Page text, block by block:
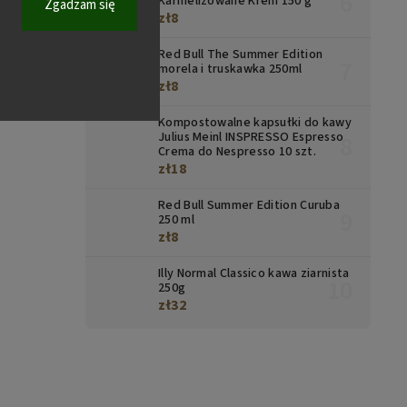
Zgadzam się
zł8
Red Bull The Summer Edition
morela i truskawka 250ml
zł8
Kompostowalne kapsułki do kawy
Julius Meinl INSPRESSO Espresso
Crema do Nespresso 10 szt.
zł18
Red Bull Summer Edition Curuba
250 ml
zł8
Illy Normal Classico kawa ziarnista
250g
zł32